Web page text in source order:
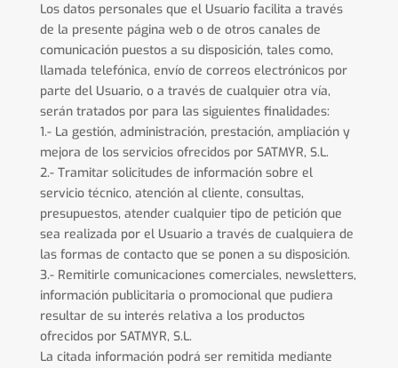
Los datos personales que el Usuario facilita a través
de la presente página web o de otros canales de
comunicación puestos a su disposición, tales como,
llamada telefónica, envío de correos electrónicos por
parte del Usuario, o a través de cualquier otra vía,
serán tratados por para las siguientes finalidades:
1.- La gestión, administración, prestación, ampliación y
mejora de los servicios ofrecidos por SATMYR, S.L.
2.- Tramitar solicitudes de información sobre el
servicio técnico, atención al cliente, consultas,
presupuestos, atender cualquier tipo de petición que
sea realizada por el Usuario a través de cualquiera de
las formas de contacto que se ponen a su disposición.
3.- Remitirle comunicaciones comerciales, newsletters,
información publicitaria o promocional que pudiera
resultar de su interés relativa a los productos
ofrecidos por SATMYR, S.L.
La citada información podrá ser remitida mediante